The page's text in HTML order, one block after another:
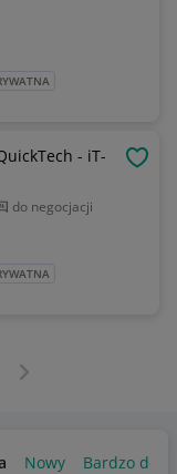
- iT-
do negocjacji
Następna strona
Nowy Bardzo